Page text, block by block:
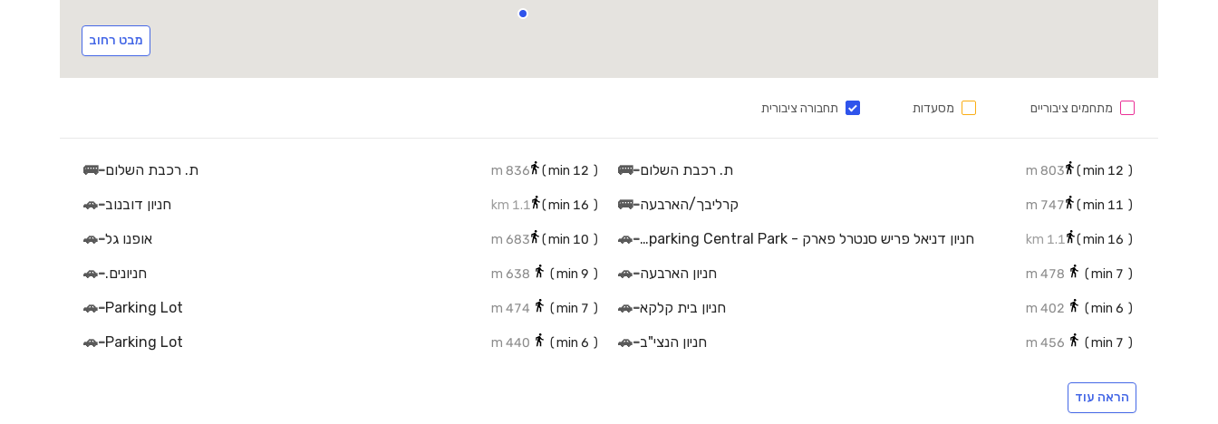
מבט רחוב
מתחמים ציבוריים מסעדות תחבורה ציבורית
(
12
803 m ת. רכבת השלום-
🚌
(
12
836 m ת. רכבת השלום-
🚌
(
11
747 m קרליבך/הארבעה-
🚌
(
16
1.1 km חניון דובנוב-
🚗
(
16
1.1 km חניון דניאל פריש סנטרל פארק - Daniel frish parking Central Park-
🚗
(
10
683 m אופנו גל-
🚗
(
7
478 m חניון הארבעה-
🚗
(
9
638 m חניונים.-
🚗
(
6
402 m חניון בית קלקא-
🚗
(
7
474 m
Parking Lot
-
🚗
(
7
456 m חניון הנצי"ב-
🚗
(
6
440 m
Parking Lot
-
🚗
הראה עוד